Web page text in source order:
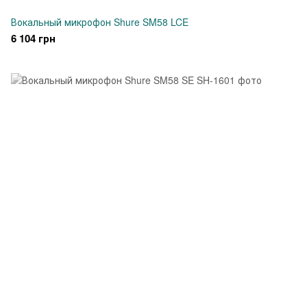
Вокальный микрофон Shure SM58 LCE
6 104 грн